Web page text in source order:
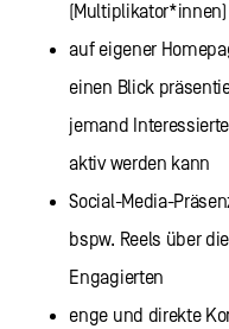
(Multiplikator*innen)
auf eigener
einen Blick
jemand
aktiv werden kann
Social-Media-
bspw. Reels über
Engagierten
enge und direkte